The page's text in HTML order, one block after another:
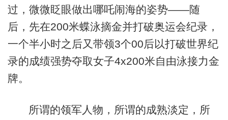
过，微微眨眼做出哪吒闹海的姿势——随
后，先在200米蝶泳摘金并打破奥运会纪录，
一个半小时之后又带领3个00后以打破世界纪
录的成绩强势夺取女子4x200米自由泳接力金
牌。
所谓的领军人物，所谓的成熟淡定，所